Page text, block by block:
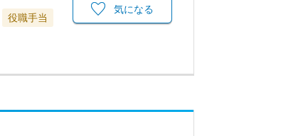
役職手当
気になる